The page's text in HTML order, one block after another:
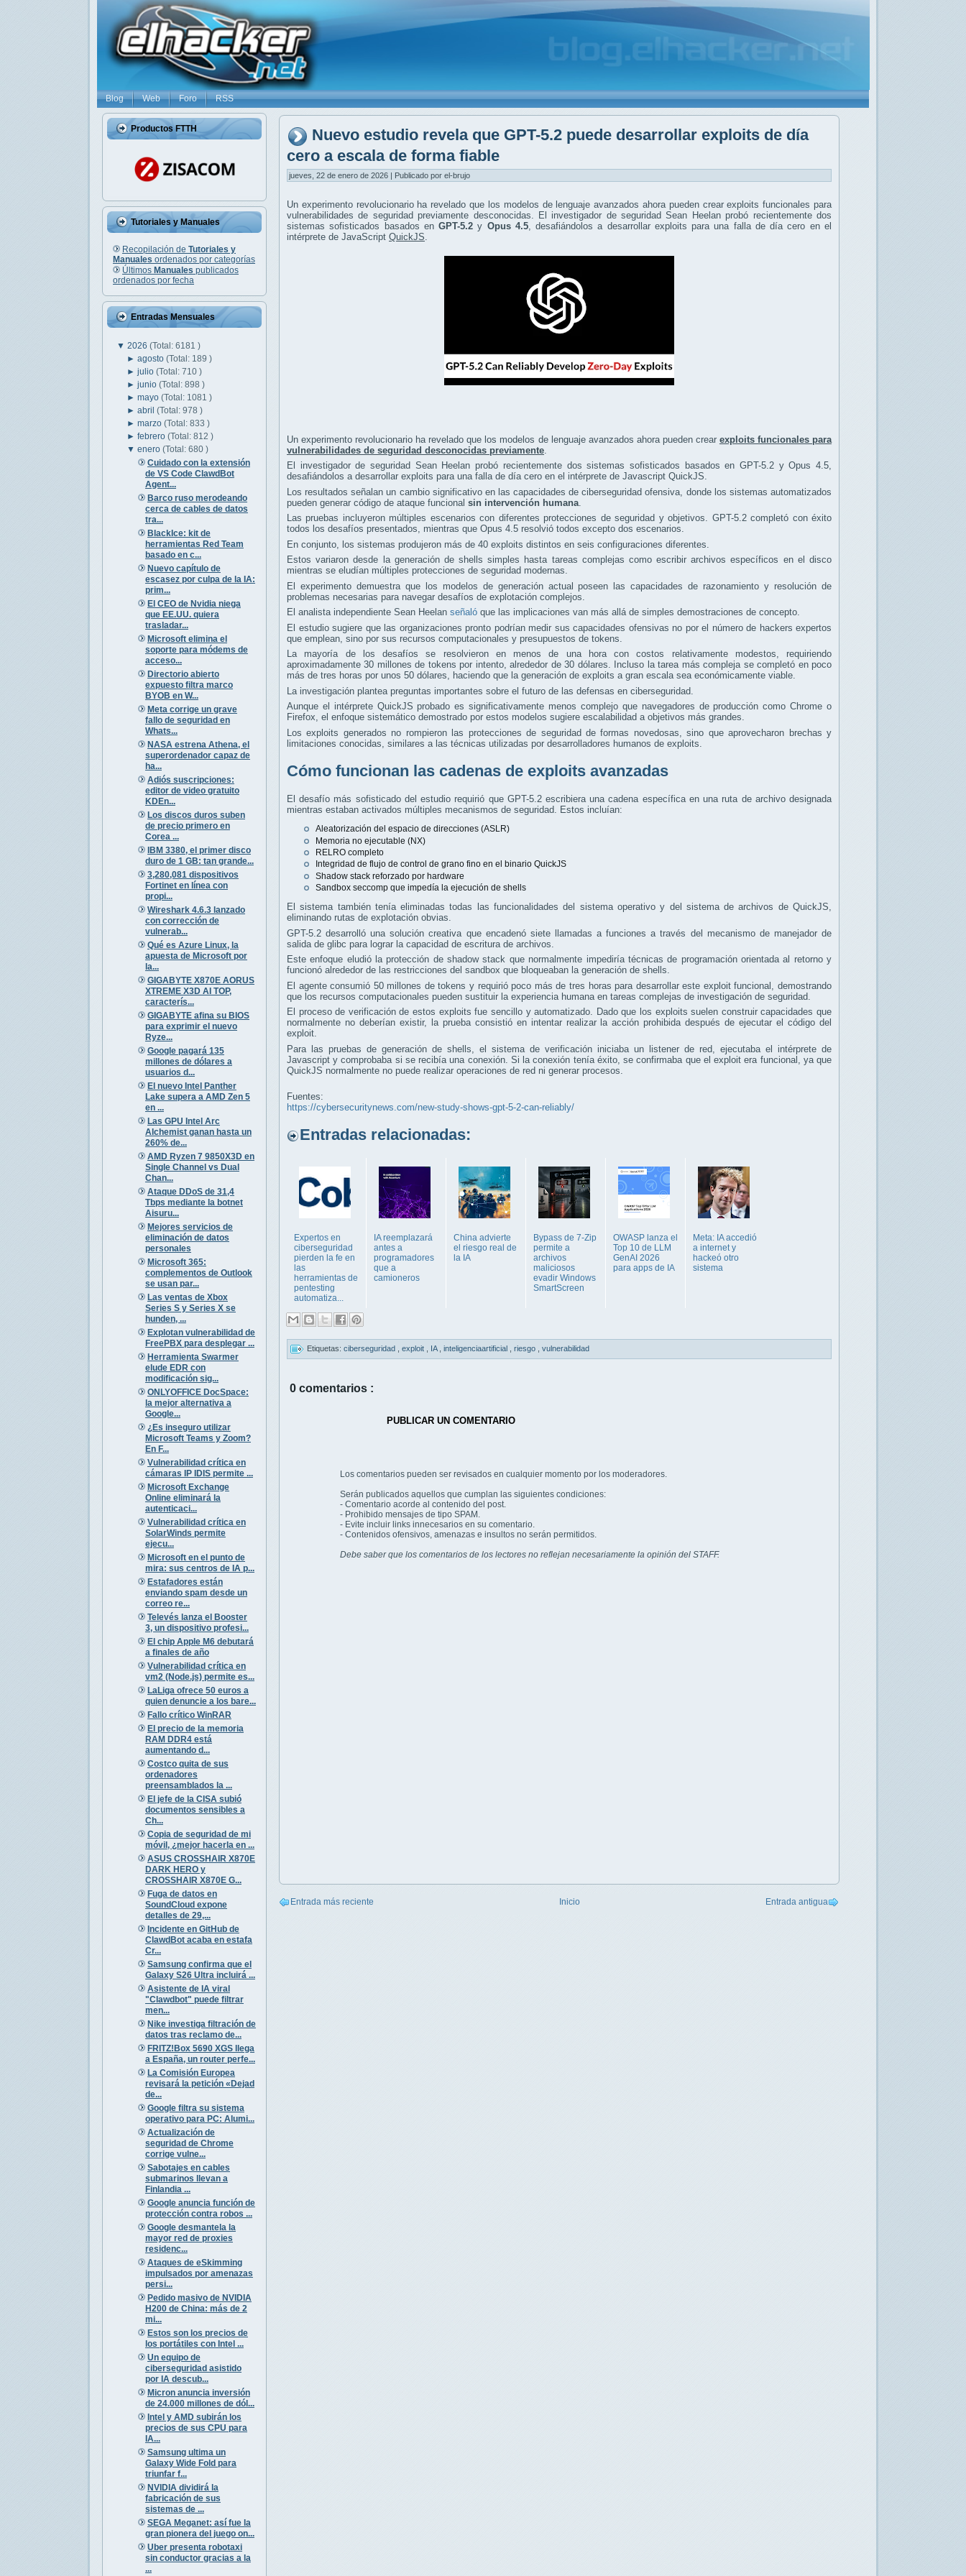
Blog Web Foro RSS
Productos FTTH
Tutoriales y Manuales
Recopilación de Tutoriales y
Manuales ordenados por categorías
Últimos Manuales publicados
ordenados por fecha
Entradas Mensuales
▼ 2026 (Total: 6181 )
►agosto(Total: 189 )
►julio(Total: 710 )
►junio(Total: 898 )
►mayo(Total: 1081 )
►abril(Total: 978 )
►marzo(Total: 833 )
►febrero(Total: 812 )
▼enero(Total: 680 )
Cuidado con la extensión
de VS Code ClawdBot
Agent...
Barco ruso merodeando
cerca de cables de datos
tra...
BlackIce: kit de
herramientas Red Team
basado en c...
Nuevo capítulo de
escasez por culpa de la IA:
prim...
El CEO de Nvidia niega
que EE.UU. quiera
trasladar...
Microsoft elimina el
soporte para módems de
acceso...
Directorio abierto
expuesto filtra marco
BYOB en W...
Meta corrige un grave
fallo de seguridad en
Whats...
NASA estrena Athena, el
superordenador capaz de
ha...
Adiós suscripciones:
editor de video gratuito
KDEn...
Los discos duros suben
de precio primero en
Corea ...
IBM 3380, el primer disco
duro de 1 GB: tan grande...
3,280,081 dispositivos
Fortinet en línea con
propi...
Wireshark 4.6.3 lanzado
con corrección de
vulnerab...
Qué es Azure Linux, la
apuesta de Microsoft por
la...
GIGABYTE X870E AORUS
XTREME X3D AI TOP,
caracterís...
GIGABYTE afina su BIOS
para exprimir el nuevo
Ryze...
Google pagará 135
millones de dólares a
usuarios d...
El nuevo Intel Panther
Lake supera a AMD Zen 5
en ...
Las GPU Intel Arc
Alchemist ganan hasta un
260% de...
AMD Ryzen 7 9850X3D en
Single Channel vs Dual
Chan...
Ataque DDoS de 31,4
Tbps mediante la botnet
Aisuru...
Mejores servicios de
eliminación de datos
personales
Microsoft 365:
complementos de Outlook
se usan par...
Las ventas de Xbox
Series S y Series X se
hunden, ...
Explotan vulnerabilidad de
FreePBX para desplegar ...
Herramienta Swarmer
elude EDR con
modificación sig...
ONLYOFFICE DocSpace:
la mejor alternativa a
Google...
¿Es inseguro utilizar
Microsoft Teams y Zoom?
En F...
Vulnerabilidad crítica en
cámaras IP IDIS permite ...
Microsoft Exchange
Online eliminará la
autenticaci...
Vulnerabilidad crítica en
SolarWinds permite
ejecu...
Microsoft en el punto de
mira: sus centros de IA p...
Estafadores están
enviando spam desde un
correo re...
Televés lanza el Booster
3, un dispositivo profesi...
El chip Apple M6 debutará
a finales de año
Vulnerabilidad crítica en
vm2 (Node.js) permite es...
LaLiga ofrece 50 euros a
quien denuncie a los bare...
Fallo crítico WinRAR
El precio de la memoria
RAM DDR4 está
aumentando d...
Costco quita de sus
ordenadores
preensamblados la ...
El jefe de la CISA subió
documentos sensibles a
Ch...
Copia de seguridad de mi
móvil, ¿mejor hacerla en ...
ASUS CROSSHAIR X870E
DARK HERO y
CROSSHAIR X870E G...
Fuga de datos en
SoundCloud expone
detalles de 29,...
Incidente en GitHub de
ClawdBot acaba en estafa
Cr...
Samsung confirma que el
Galaxy S26 Ultra incluirá ...
Asistente de IA viral
"Clawdbot" puede filtrar
men...
Nike investiga filtración de
datos tras reclamo de...
FRITZ!Box 5690 XGS llega
a España, un router perfe...
La Comisión Europea
revisará la petición «Dejad
de...
Google filtra su sistema
operativo para PC: Alumi...
Actualización de
seguridad de Chrome
corrige vulne...
Sabotajes en cables
submarinos llevan a
Finlandia ...
Google anuncia función de
protección contra robos ...
Google desmantela la
mayor red de proxies
residenc...
Ataques de eSkimming
impulsados por amenazas
persi...
Pedido masivo de NVIDIA
H200 de China: más de 2
mi...
Estos son los precios de
los portátiles con Intel ...
Un equipo de
ciberseguridad asistido
por IA descub...
Micron anuncia inversión
de 24.000 millones de dól...
Intel y AMD subirán los
precios de sus CPU para
IA...
Samsung ultima un
Galaxy Wide Fold para
triunfar f...
NVIDIA dividirá la
fabricación de sus
sistemas de ...
SEGA Meganet: así fue la
gran pionera del juego on...
Uber presenta robotaxi
sin conductor gracias a la
...
Nuevo estudio revela que GPT-5.2 puede desarrollar exploits de día
cero a escala de forma fiable
jueves, 22 de enero de 2026 | Publicado por el-brujo
Un experimento revolucionario ha revelado que los modelos de lenguaje avanzados ahora pueden crear exploits funcionales para
vulnerabilidades de seguridad previamente desconocidas. El investigador de seguridad Sean Heelan probó recientemente dos
sistemas sofisticados basados enGPT-5.2 y Opus 4.5, desafiándolos a desarrollar exploits para una falla de día cero en el
intérprete de JavaScript QuickJS
Un experimento revolucionario ha revelado que los modelos de lenguaje avanzados ahora pueden crear exploits funcionales para
vulnerabilidades de seguridad desconocidas previamente
El investigador de seguridad Sean Heelan probó recientemente dos sistemas sofisticados basados en GPT-5.2 y Opus 4.5,
desafiándolos a desarrollar exploits para una falla de día cero en el intérprete de Javascript QuickJS.
Los resultados señalan un cambio significativo en las capacidades de ciberseguridad ofensiva, donde los sistemas automatizados
pueden generar código de ataque funcional sin intervención humana
Las pruebas incluyeron múltiples escenarios con diferentes protecciones de seguridad y objetivos. GPT-5.2 completó con éxito
todos los desafíos presentados, mientras que Opus 4.5 resolvió todos excepto dos escenarios.
En conjunto, los sistemas produjeron más de 40 exploits distintos en seis configuraciones diferentes.
Estos variaron desde la generación de shells simples hasta tareas complejas como escribir archivos específicos en el disco
mientras se eludían múltiples protecciones de seguridad modernas.
El experimento demuestra que los modelos de generación actual poseen las capacidades de razonamiento y resolución de
problemas necesarias para navegar desafíos de explotación complejos.
El analista independiente Sean Heelan señaló que las implicaciones van más allá de simples demostraciones de concepto.
El estudio sugiere que las organizaciones pronto podrían medir sus capacidades ofensivas no por el número de hackers expertos
que emplean, sino por sus recursos computacionales y presupuestos de tokens.
La mayoría de los desafíos se resolvieron en menos de una hora con costos relativamente modestos, requiriendo
aproximadamente 30 millones de tokens por intento, alrededor de 30 dólares. Incluso la tarea más compleja se completó en poco
más de tres horas por unos 50 dólares, haciendo que la generación de exploits a gran escala sea económicamente viable.
La investigación plantea preguntas importantes sobre el futuro de las defensas en ciberseguridad.
Aunque el intérprete QuickJS probado es significativamente menos complejo que navegadores de producción como Chrome o
Firefox, el enfoque sistemático demostrado por estos modelos sugiere escalabilidad a objetivos más grandes.
Los exploits generados no rompieron las protecciones de seguridad de formas novedosas, sino que aprovecharon brechas y
limitaciones conocidas, similares a las técnicas utilizadas por desarrolladores humanos de exploits.
Cómo funcionan las cadenas de exploits avanzadas
El desafío más sofisticado del estudio requirió que GPT-5.2 escribiera una cadena específica en una ruta de archivo designada
mientras estaban activados múltiples mecanismos de seguridad. Estos incluían:
Aleatorización del espacio de direcciones (ASLR)
Memoria no ejecutable (NX)
RELRO completo
Integridad de flujo de control de grano fino en el binario QuickJS
Shadow stack reforzado por hardware
Sandbox seccomp que impedía la ejecución de shells
El sistema también tenía eliminadas todas las funcionalidades del sistema operativo y del sistema de archivos de QuickJS,
eliminando rutas de explotación obvias.
GPT-5.2 desarrolló una solución creativa que encadenó siete llamadas a funciones a través del mecanismo de manejador de
salida de glibc para lograr la capacidad de escritura de archivos.
Este enfoque eludió la protección de shadow stack que normalmente impediría técnicas de programación orientada al retorno y
funcionó alrededor de las restricciones del sandbox que bloqueaban la generación de shells.
El agente consumió 50 millones de tokens y requirió poco más de tres horas para desarrollar este exploit funcional, demostrando
que los recursos computacionales pueden sustituir la experiencia humana en tareas complejas de investigación de seguridad.
El proceso de verificación de estos exploits fue sencillo y automatizado. Dado que los exploits suelen construir capacidades que
normalmente no deberían existir, la prueba consistió en intentar realizar la acción prohibida después de ejecutar el código del
exploit.
Para las pruebas de generación de shells, el sistema de verificación iniciaba un listener de red, ejecutaba el intérprete de
Javascript y comprobaba si se recibía una conexión. Si la conexión tenía éxito, se confirmaba que el exploit era funcional, ya que
QuickJS normalmente no puede realizar operaciones de red ni generar procesos.
Fuentes:
https://cybersecuritynews.com/new-study-shows-gpt-5-2-can-reliably/
Entradas relacionadas:
Expertos en
ciberseguridad
pierden la fe en
las
herramientas de
pentesting
automatiza...
IA reemplazará
antes a
programadores
que a
camioneros
China advierte
el riesgo real de
la IA
Bypass de 7-Zip
permite a
archivos
maliciosos
evadir Windows
SmartScreen
OWASP lanza el
Top 10 de LLM
GenAI 2026
para apps de IA
Meta: IA accedió
a internet y
hackeó otro
sistema
Etiquetas: ciberseguridad exploit IA inteligenciaartificial riesgo vulnerabilidad
0 comentarios :
PUBLICAR UN COMENTARIO
Los comentarios pueden ser revisados en cualquier momento por los moderadores.
Serán publicados aquellos que cumplan las siguientes condiciones:
- Comentario acorde al contenido del post.
- Prohibido mensajes de tipo SPAM.
- Evite incluir links innecesarios en su comentario.
- Contenidos ofensivos, amenazas e insultos no serán permitidos.
Debe saber que los comentarios de los lectores no reflejan necesariamente la opinión del STAFF.
Entrada más reciente Entrada antigua
Inicio